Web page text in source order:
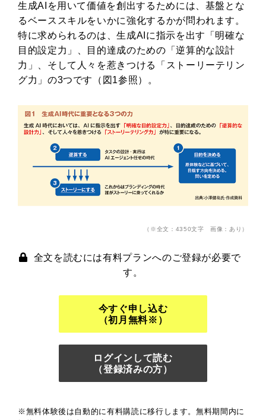
生成AIを用いて価値を創出するためには、基盤とな
るベーススキルをいかに強化するかが問われます。
特に求められるのは、生成AIに指示を出す「明確な
目的設定力」、目的達成のための「逆算的な設計
力」、そして人々を惹きつける「ストーリーテリン
グ力」の3つです（図1参照）。
（※全文：4350文字 画像：あり）
全文を読むには有料プランへのご登録が必要で
す。
今すぐ申し込む
（初月無料※）
ログインして読む
（登録済みの方）
※無料体験後は自動的に有料購読に移行します。無料期間内に